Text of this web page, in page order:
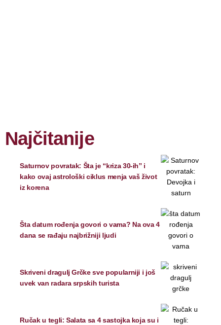
Najčitanije
Saturnov povratak: Šta je “kriza 30-ih” i
kako ovaj astrološki ciklus menja vaš život
iz korena
Šta datum rođenja govori o vama? Na ova 4
dana se rađaju najbrižniji ljudi
Skriveni dragulj Grčke sve popularniji i još
uvek van radara srpskih turista
Ručak u tegli: Salata sa 4 sastojka koja su i